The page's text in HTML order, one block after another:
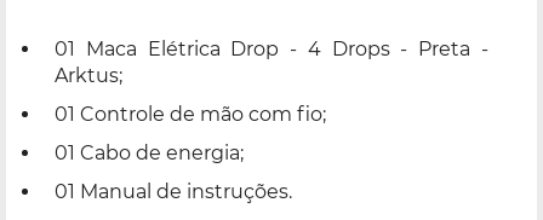
01 Maca Elétrica Drop - 4 Drops - Preta -
Arktus;
01 Controle de mão com fio;
01 Cabo de energia;
01 Manual de instruções.